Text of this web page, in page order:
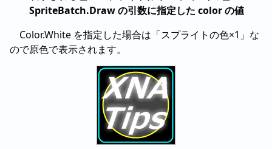
SpriteBatch.Draw の引数に指定した color の値
Color.White を指定した場合は「スプライトの色×1」な
ので原色で表示されます。